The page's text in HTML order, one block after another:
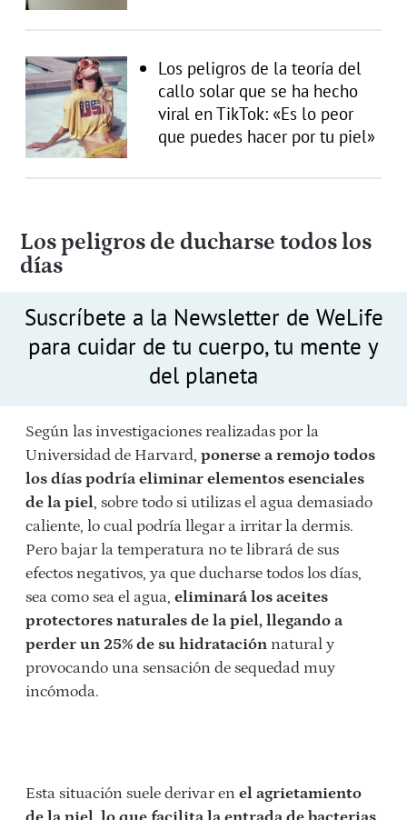
Los peligros de la teoría del
callo solar que se ha hecho
viral en TikTok: «Es lo peor
que puedes hacer por tu piel»
Los peligros de ducharse todos los
días
Suscríbete a la Newsletter de WeLife
para cuidar de tu cuerpo, tu mente y
del planeta
Según las investigaciones realizadas por la
Universidad de Harvard, ponerse a remojo todos
los días podría eliminar elementos esenciales
de la piel, sobre todo si utilizas el agua demasiado
caliente, lo cual podría llegar a irritar la dermis.
Pero bajar la temperatura no te librará de sus
efectos negativos, ya que ducharse todos los días,
sea como sea el agua, eliminará los aceites
protectores naturales de la piel, llegando a
perder un 25% de su hidratación natural y
provocando una sensación de sequedad muy
incómoda.
Esta situación suele derivar en el agrietamiento